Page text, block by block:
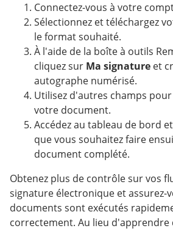
Connectez-vous à votre
Sélectionnez et téléchargez
le format souhaité.
À l'aide de la boîte à outils
cliquez sur Ma signature et
autographe numérisé.
Utilisez d'autres champs
votre document.
Accédez au tableau de bord
que vous souhaitez faire
document complété.
Obtenez plus de contrôle sur vos
signature électronique et assurez-
documents sont exécutés
correctement. Au lieu